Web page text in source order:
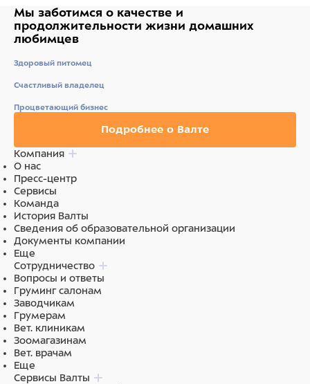
Ширина 2,5 см
Цвет лайм
Нейлон
Мы заботимся о качестве и
продолжительности жизни домашних
любимцев
Здоровый питомец
Счастливый владелец
Процветающий бизнес
Подробнее о Валте
Компания
О нас
Пресс-центр
Сервисы
Команда
История Валты
Сведения об образовательной организации
Документы компании
Еще
Сотрудничество
Вопросы и ответы
Груминг салонам
Заводчикам
Грумерам
Вет. клиникам
Зоомагазинам
Вет. врачам
Еще
Сервисы Валты